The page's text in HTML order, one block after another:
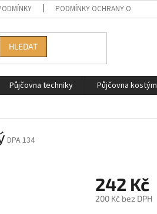
PODMÍNKY OCHRANY
HLEDAT
Půjčovna techniky Půjčovna
DPA 134
242 Kč
200 Kč bez DPH